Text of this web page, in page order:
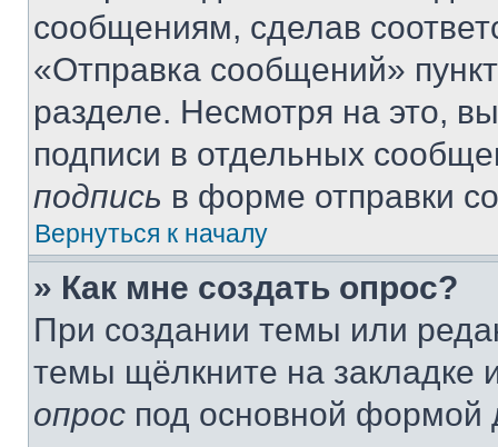
сообщениям, сделав
«Отправка сообщений»
разделе. Несмотря на это,
подписи в отдельных
подпись в форме отправки
Вернуться к началу
» Как мне создать опрос?
При создании темы или
темы щёлкните на
опрос под основной формой